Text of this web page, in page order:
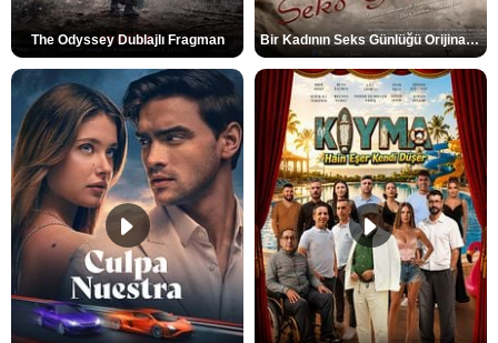
The Odyssey Dublajlı Fragman Bir Kadının Seks Günlüğü Orijinal Fragman